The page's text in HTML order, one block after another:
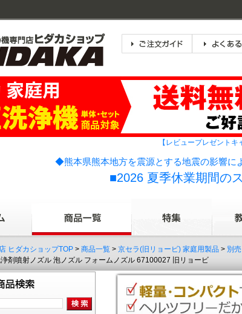
【レビュープレゼントキ
◆熊本県熊本地方を震源とする地震の影響
■2026 夏季休業期間の
ヒダカショップTOP > 商品一覧 > 京セラ(旧リョービ) 家庭用製品 > 別
剤噴射ノズル 泡ノズル フォームノズル 67100027 旧リョービ